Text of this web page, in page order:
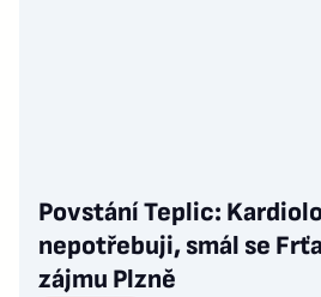
Povstání Teplic:
nepotřebuji, smál se
zájmu Plzně